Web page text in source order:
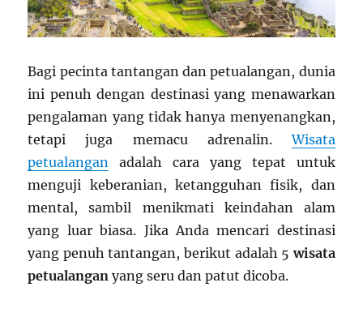
Bagi pecinta tantangan dan petualangan, dunia
ini penuh dengan destinasi yang menawarkan
pengalaman yang tidak hanya menyenangkan,
tetapi juga memacu adrenalin.Wisata
petualangan
adalah cara yang tepat untuk
menguji keberanian, ketangguhan fisik, dan
mental, sambil menikmati keindahan alam
yang luar biasa. Jika Anda mencari destinasi
yang penuh tantangan, berikut adalah 5wisata
petualangan yang seru dan patut dicoba.